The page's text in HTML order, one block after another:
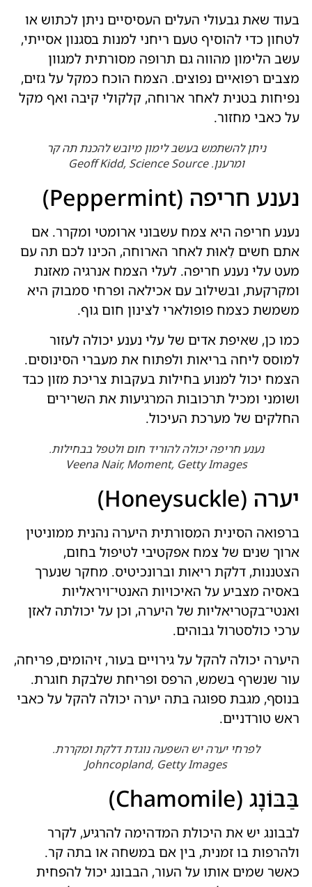
בעוד שאת גבעולי העלים העסיסיים ניתן לכתוש או
לטחון כדי להוסיף טעם ריחני למנות בסגנון אסייתי,
עשב הלימון מהווה גם תרופה מסורתית למגוון
מצבים רפואיים נפוצים. הצמח הוכח כמקל על גזים,
נפיחות בטנית לאחר ארוחה, קלקולי קיבה ואף מקל
על כאבי מחזור.
ניתן להשתמש בעשב לימון מיובש להכנת תה קר
ומרענן. Geoff Kidd, Science Source
נענע חריפה (Peppermint)
נענע חריפה היא צמח עשבוני ארומטי ומקרר. אם
אתם חשים לֵאוּת לאחר הארוחה, הכינו לכם תה עם
מעט עלי נענע חריפה. לעלי הצמח אנרגיה מאזנת
ומקרקעת, ובשילוב עם אכילאה ופרחי סמבוק היא
משמשת כצמח פופולארי לצינון חום גוף.
כמו כן, שאיפת אדים של עלי נענע יכולה לעזור
למוסס ליחה בריאות ולפתוח את מעברי הסינוסים.
הצמח יכול למנוע בחילות בעקבות צריכת מזון כבד
ושומני ומכיל תרכובות המרגיעות את השרירים
החלקים של מערכת העיכול.
נענע חריפה יכולה להוריד חום ולטפל בבחילות.
Veena Nair, Moment, Getty Images
יערה (Honeysuckle)
ברפואה הסינית המסורתית היערה נהנית ממוניטין
ארוך שנים של צמח אפקטיבי לטיפול בחום,
הצטננות, דלקת ריאות וברונכיטיס. מחקר שנערך
באסיה מצביע על האיכויות האנטי־ויראליות
ואנטי־בקטריאליות של היערה, וכן על יכולתה לאזן
ערכי כולסטרול גבוהים.
היערה יכולה להקל על גירויים בעור, זיהומים, פריחה,
עור שנשרף בשמש, הרפס ופריחת שלבקת חוגרת.
בנוסף, מגבת ספוגה בתה יערה יכולה להקל על כאבי
ראש טורדניים.
לפרחי יערה יש השפעה נוגדת דלקת ומקררת.
Johncopland, Getty Images
בַּבּוֹנָג (Chamomile)
לבבונג יש את היכולת המדהימה להרגיע, לקרר
ולהרפות בו זמנית, בין אם במשחה או בתה קר.
כאשר שמים אותו על העור, הבבונג יכול להפחית